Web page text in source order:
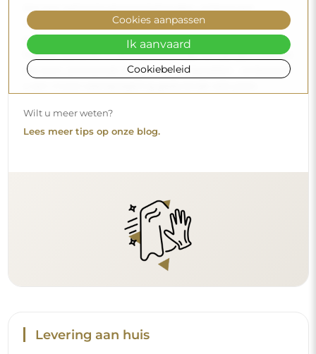
microvezeldoek en warm water. Als u kiest voor specifieke
producten, zorg er dan voor dat ze een neutrale pH
hebben (rond de 7). Vermijd krachtige reinigingsmiddelen
die azijn, ammoniak of sterke zuren bevatten – zo bewaart
Wilt u meer weten?
Lees meer tips op onze blog.
Levering aan huis
Cookiebeleid
Cookies aanpassen
Ik aanvaard